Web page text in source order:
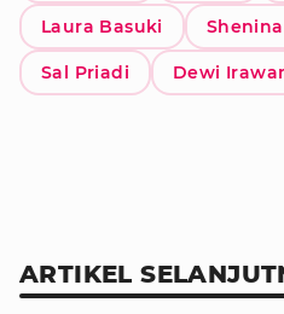
Laura Basuki
Sal Priadi Dewi
ARTIKEL